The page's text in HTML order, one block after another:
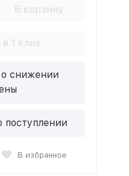
В корзину
в 1 клик
снижении
поступлении
В избранное